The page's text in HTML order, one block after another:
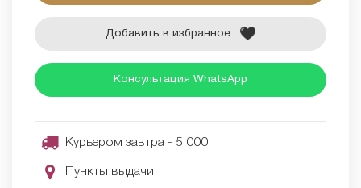
Добавить в избранное
Консультация WhatsApp
Курьером завтра - 5 000 тг.
Пункты выдачи: